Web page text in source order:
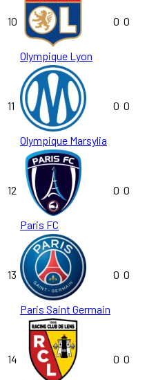
10
Olympique Lyon
0 0
11
Olympique Marsylia
0 0
12
Paris FC
0 0
13
Paris Saint Germain
0 0
14 0 0